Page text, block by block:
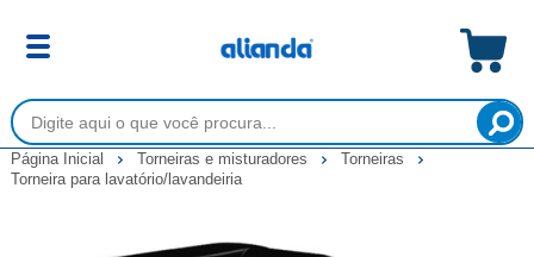
Página Inicial Torneiras e misturadores
Torneiras
Torneira para lavatório/lavandeiria